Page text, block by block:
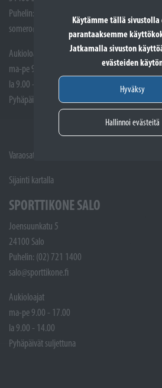
Käytämme tällä sivustolla
parantaaksemme
Jatkamalla sivuston
evästeiden
Hyväksy
Hallinnoi evästeitä
Puhelin: (02) 748 9300
somero@sporttikone.fi
Aukioloajat
ma-pe 9.00 - 17.00
la 9.00 - 14.00
Pyhäpäivät suljettuna
Varaosat ja Huoltotöiden vastaanotto: (02) 748
Sijainti kartalla
SPORTTIKONE SALO
Joensuunkatu 5
24100 Salo
Puhelin: (02) 721 1400
salo@sporttikone.fi
Aukioloajat
ma-pe 9.00 - 17.00
la 9.00 - 14.00
Pyhäpäivät suljettuna